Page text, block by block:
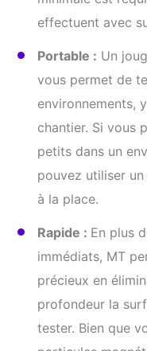
effectuent avec
Portable : Un
vous permet de
environnements,
chantier. Si vous
petits dans un
pouvez utiliser
à la place.
Rapide : En plus
immédiats, MT
précieux en
profondeur la
tester. Bien que